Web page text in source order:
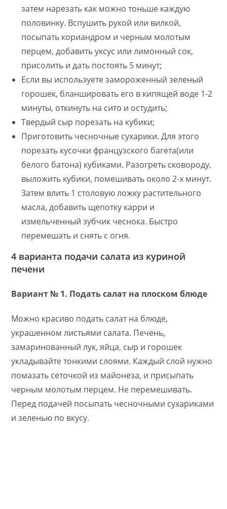
затем нарезать как можно тоньше каждую
половинку. Вспушить рукой или вилкой,
посыпать кориандром и черным молотым
перцем, добавить уксус или лимонный сок,
присолить и дать постоять 5 минут;
Если вы используете замороженный зеленый
горошек, бланшировать его в кипящей воде 1-2
минуты, откинуть на сито и остудить;
Твердый сыр порезать на кубики;
Приготовить чесночные сухарики. Для этого
порезать кусочки французского багета(или
белого батона) кубиками. Разогреть сковороду,
выложить кубики, помешивать около 2-х минут.
Затем влить 1 столовую ложку растительного
масла, добавить щепотку карри и
измельченный зубчик чеснока. Быстро
перемешать и снять с огня.
4 варианта подачи салата из куриной
печени
Вариант № 1. Подать салат на плоском блюде
Можно красиво подать салат на блюде,
украшенном листьями салата. Печень,
замаринованный лук, яйца, сыр и горошек
укладывайте тонкими слоями. Каждый слой нужно
помазать сеточкой из майонеза, и присыпать
черным молотым перцем. Не перемешивать.
Перед подачей посыпать чесночными сухариками
и зеленью по вкусу.